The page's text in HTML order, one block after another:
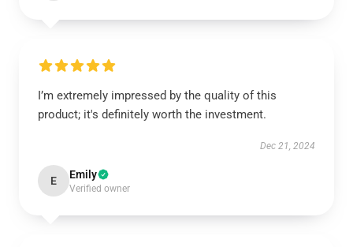
I’m extremely impressed by the quality of this
product; it's definitely worth the investment.
Dec 21, 2024
E Emily
Verified owner